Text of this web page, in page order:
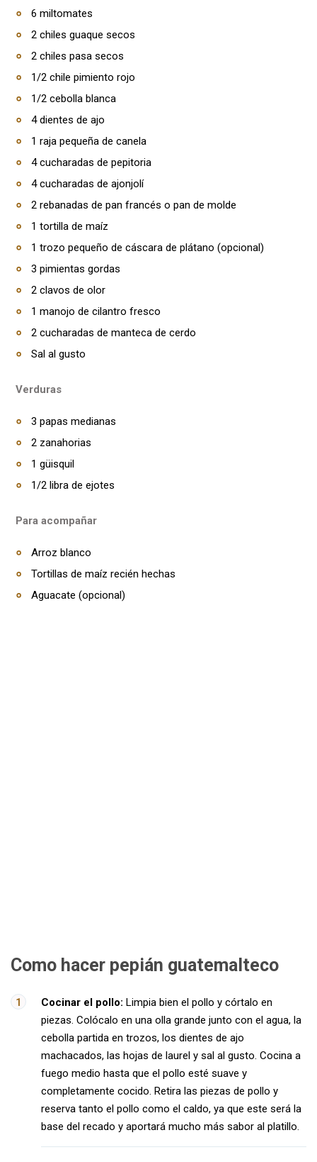
6 miltomates
2 chiles guaque secos
2 chiles pasa secos
1/2 chile pimiento rojo
1/2 cebolla blanca
4 dientes de ajo
1 raja pequeña de canela
4 cucharadas de pepitoria
4 cucharadas de ajonjolí
2 rebanadas de pan francés o pan de molde
1 tortilla de maíz
1 trozo pequeño de cáscara de plátano (opcional)
3 pimientas gordas
2 clavos de olor
1 manojo de cilantro fresco
2 cucharadas de manteca de cerdo
Sal al gusto
Verduras
3 papas medianas
2 zanahorias
1 güisquil
1/2 libra de ejotes
Para acompañar
Arroz blanco
Tortillas de maíz recién hechas
Aguacate (opcional)
Como hacer pepián guatemalteco
Cocinar el pollo: Limpia bien el pollo y córtalo en
piezas. Colócalo en una olla grande junto con el agua, la
cebolla partida en trozos, los dientes de ajo
machacados, las hojas de laurel y sal al gusto. Cocina a
fuego medio hasta que el pollo esté suave y
completamente cocido. Retira las piezas de pollo y
reserva tanto el pollo como el caldo, ya que este será la
base del recado y aportará mucho más sabor al platillo.